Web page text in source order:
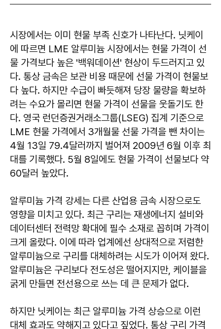
시장에서는 이미 현물 부족 신호가 나타난다. 닛케이
에 따르면 LME 알루미늄 시장에서는 현물 가격이 선
물 가격보다 높은 '백워데이션' 현상이 두드러지고 있
다. 통상 금속은 보관 비용 때문에 선물 가격이 현물보
다 높다. 하지만 수급이 빠듯해져 당장 물량을 확보하
려는 수요가 몰리면 현물 가격이 선물을 웃돌기도 한
다. 영국 런던증권거래소그룹(LSEG) 집계 기준으로
LME 현물 가격에서 3개월물 선물 가격을 뺀 차이는
4월 13일 79.4달러까지 벌어져 2009년 6월 이후 최
대를 기록했다. 5월 8일에도 현물 가격이 선물보다 약
60달러 높았다.
알루미늄 가격 강세는 다른 산업용 금속 시장으로도
영향을 미치고 있다. 최근 구리는 재생에너지 설비와
데이터센터 전력망 확대에 필수 소재로 꼽히며 가격이
크게 올랐다. 이에 따라 업계에선 상대적으로 저렴한
알루미늄으로 구리를 대체하려는 시도가 이어져 왔다.
알루미늄은 구리보다 전도성은 떨어지지만, 케이블을
굵게 만들면 전선용으로 쓰는 데 큰 문제가 없다.
하지만 닛케이는 최근 알루미늄 가격 상승으로 이런
대체 효과도 약해지고 있다고 짚었다. 통상 구리 가격